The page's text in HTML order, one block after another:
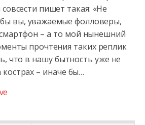
пишет такая: «Не
вы, уважаемые фолловеры,
– а то мой нынешний
прочтения таких реплик
что в нашу бытность уже не
– иначе бы…